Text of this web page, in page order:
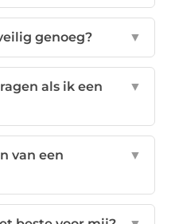
genoeg? ▼
als ik een
▼
van een
▼